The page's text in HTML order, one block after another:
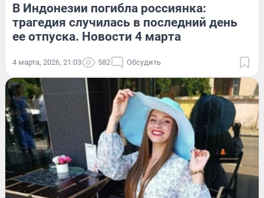
В Индонезии погибла россиянка:
трагедия случилась в последний день
ее отпуска. Новости 4 марта
4 марта, 2026, 21:03 582 Обсудить